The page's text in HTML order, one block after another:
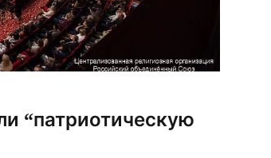
“патриотическую